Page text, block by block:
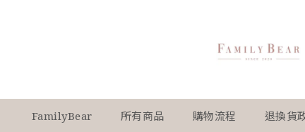
FamilyBear 所有商品 購物流程 退換貨